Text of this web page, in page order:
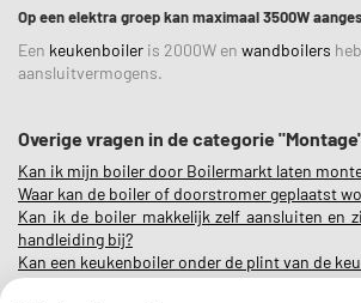
Op een elektra groep kan maximaal 3500W
Een keukenboiler is 2000W en wandboilers
aansluitvermogens.
Overige vragen in de categorie
Kan ik mijn boiler door Boilermarkt laten
Waar kan de boiler of doorstromer geplaatst
Kan ik de boiler makkelijk zelf aansluiten en
handleiding bij?
Kan een keukenboiler onder de plint van de
Wat houdt 380 volt in? En heeft ieder